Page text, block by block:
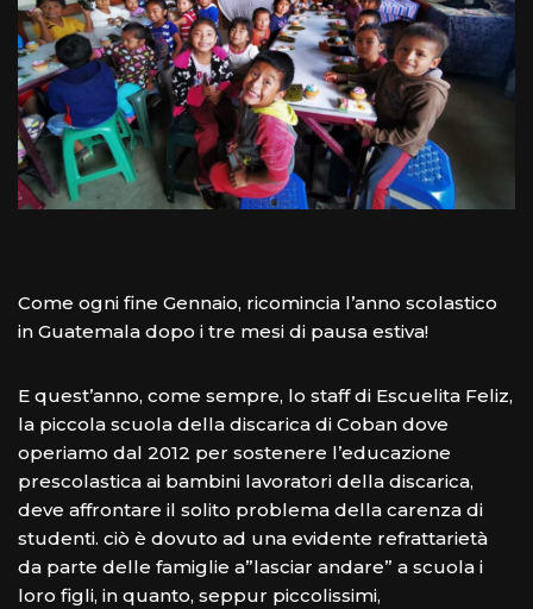
Come ogni fine Gennaio, ricomincia l’anno scolastico
in Guatemala dopo i tre mesi di pausa estiva!
E quest’anno, come sempre, lo staff di Escuelita Feliz,
la piccola scuola della discarica di Coban dove
operiamo dal 2012 per sostenere l’educazione
prescolastica ai bambini lavoratori della discarica,
deve affrontare il solito problema della carenza di
studenti. ciò è dovuto ad una evidente refrattarietà
da parte delle famiglie a”lasciar andare” a scuola i
loro figli, in quanto, seppur piccolissimi,